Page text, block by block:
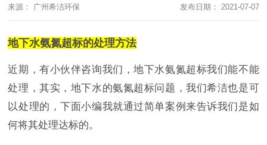
来源： 广州希洁环保 发布日期： 2021-07-07
地下水氨氮超标的处理方法
近期，有小伙伴咨询我们，地下水氨氮超标我们能不能
处理，其实，地下水的氨氮超标问题，我们希洁也是可
以处理的，下面小编我就通过简单案例来告诉我们是如
何将其处理达标的。